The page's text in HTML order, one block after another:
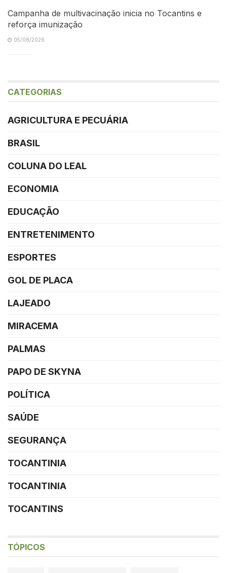
Campanha de multivacinação inicia no Tocantins e
reforça imunização
05/08/2026
CATEGORIAS
AGRICULTURA E PECUÁRIA
BRASIL
COLUNA DO LEAL
ECONOMIA
EDUCAÇÃO
ENTRETENIMENTO
ESPORTES
GOL DE PLACA
LAJEADO
MIRACEMA
PALMAS
PAPO DE SKYNA
POLÍTICA
SAÚDE
SEGURANÇA
TOCANTINIA
TOCANTINIA
TOCANTINS
TÓPICOS